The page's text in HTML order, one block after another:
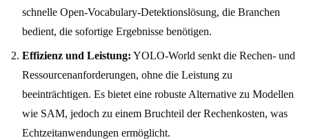
schnelle Open-Vocabulary-Detektionslösung, die Branchen
bedient, die sofortige Ergebnisse benötigen.
Effizienz und Leistung: YOLO-World senkt die Rechen- und
Ressourcenanforderungen, ohne die Leistung zu
beeinträchtigen. Es bietet eine robuste Alternative zu Modellen
wie SAM, jedoch zu einem Bruchteil der Rechenkosten, was
Echtzeitanwendungen ermöglicht.